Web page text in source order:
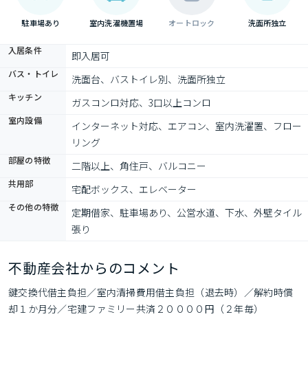
駐車場あり 室内洗濯機置場 オートロック 洗面所独立
入居条件 即入居可
バス・トイレ 洗面台、バストイレ別、洗面所独立
キッチン ガスコンロ対応、3口以上コンロ
室内設備
インターネット対応、エアコン、室内洗濯置、フロー
リング
部屋の特徴 二階以上、角住戸、バルコニー
共用部 宅配ボックス、エレベーター
その他の特徴
定期借家、駐車場あり、公営水道、下水、外壁タイル
張り
不動産会社からのコメント
鍵交換代借主負担／室内清掃費用借主負担（退去時）／解約時償
却１か月分／宅建ファミリー共済２００００円（２年毎）